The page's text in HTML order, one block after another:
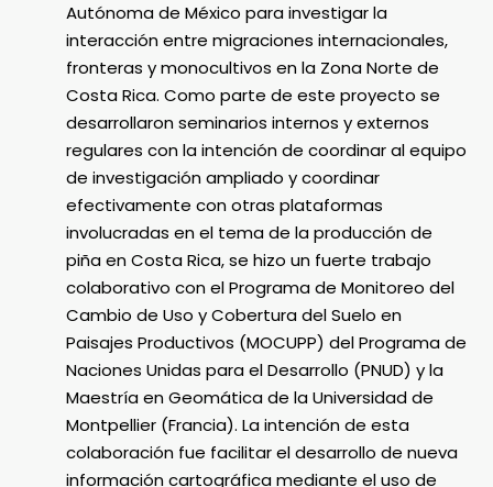
Autónoma de México para investigar la
interacción entre migraciones internacionales,
fronteras y monocultivos en la Zona Norte de
Costa Rica. Como parte de este proyecto se
desarrollaron seminarios internos y externos
regulares con la intención de coordinar al equipo
de investigación ampliado y coordinar
efectivamente con otras plataformas
involucradas en el tema de la producción de
piña en Costa Rica, se hizo un fuerte trabajo
colaborativo con el Programa de Monitoreo del
Cambio de Uso y Cobertura del Suelo en
Paisajes Productivos (MOCUPP) del Programa de
Naciones Unidas para el Desarrollo (PNUD) y la
Maestría en Geomática de la Universidad de
Montpellier (Francia). La intención de esta
colaboración fue facilitar el desarrollo de nueva
información cartográfica mediante el uso de